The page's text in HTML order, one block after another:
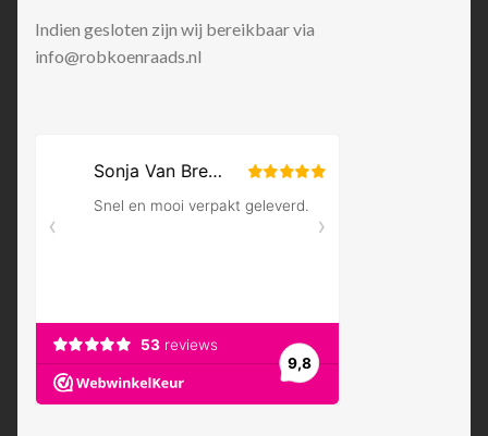
Indien gesloten zijn wij bereikbaar via
info@robkoenraads.nl